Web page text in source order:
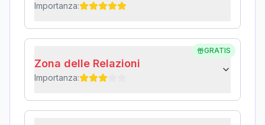
Importanza:
GRATIS
Zona delle Relazioni
Importanza: